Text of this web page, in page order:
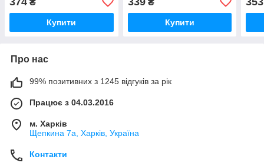
Купити Купити
Про нас
99% позитивних з 1245 відгуків за рік
Працює з 04.03.2016
м. Харків
Щепкина 7а, Харків, Україна
Контакти